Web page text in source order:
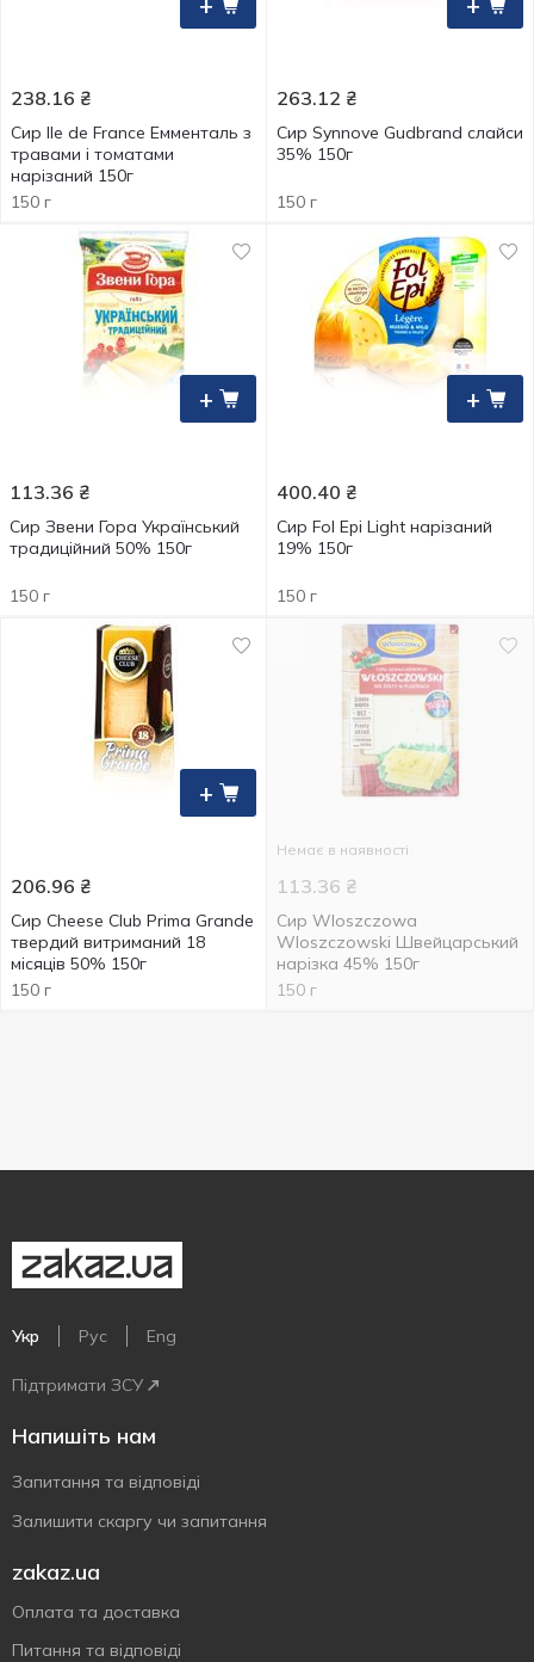
238.16 ₴
Сир Ile de France Емменталь з
травами і томатами
нарізаний 150г
150 г
263.12 ₴
Сир Synnove Gudbrand слайси
35% 150г
150 г
+
113.36 ₴
Сир Звени Гора Український
традиційний 50% 150г
150 г
+
400.40 ₴
Сир Fol Epi Light нарізаний
19% 150г
150 г
+
206.96 ₴
Сир Cheese Club Prima Grande
твердий витриманий 18
місяців 50% 150г
150 г
Немає в наявності
113.36 ₴
Сир Wloszczowa
Wloszczowski Швейцарський
нарізка 45% 150г
150 г
Укр Рус Eng
Підтримати ЗСУ
Напишіть нам
Запитання та відповіді
Залишити скаргу чи запитання
zakaz.ua
Оплата та доставка
Питання та відповіді